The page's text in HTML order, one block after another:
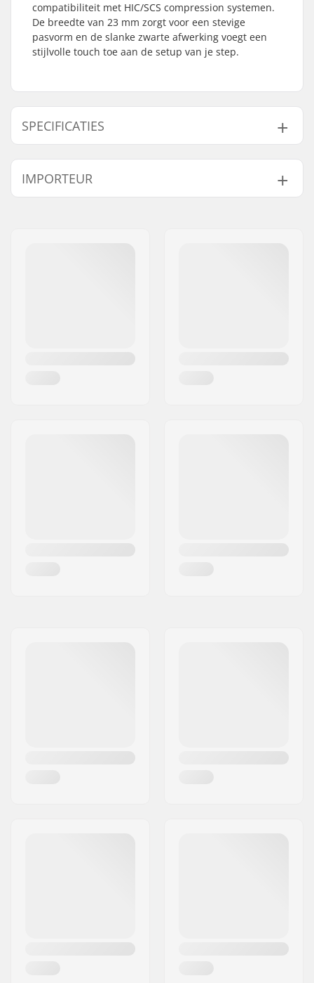
compatibiliteit met HIC/SCS compression systemen.
De breedte van 23 mm zorgt voor een stevige
pasvorm en de slanke zwarte afwerking voegt een
stijlvolle touch toe aan de setup van je step.
SPECIFICATIES
Compression type:
IHC, SCS, HIC, TCS
Starnut:
IMPORTEUR